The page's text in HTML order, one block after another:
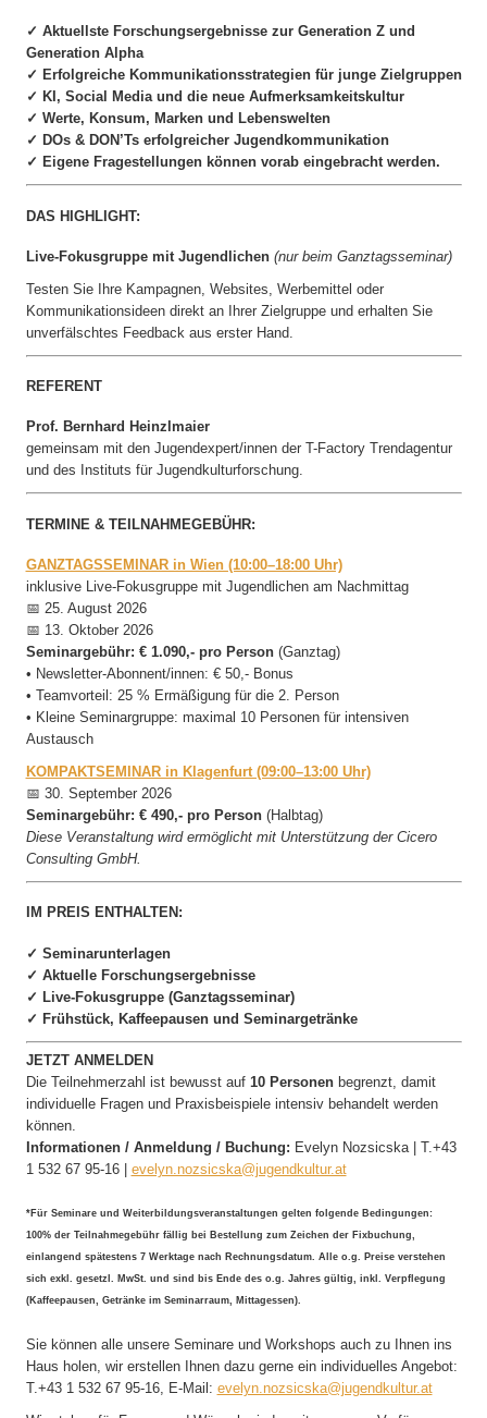
✓ Aktuellste Forschungsergebnisse zur Generation Z und
Generation Alpha
✓ Erfolgreiche Kommunikationsstrategien für junge Zielgruppen
✓ KI, Social Media und die neue Aufmerksamkeitskultur
✓ Werte, Konsum, Marken und Lebenswelten
✓ DOs & DON’Ts erfolgreicher Jugendkommunikation
✓ Eigene Fragestellungen können vorab eingebracht werden.
DAS HIGHLIGHT:
Live-Fokusgruppe mit Jugendlichen (nur beim Ganztagsseminar)
Testen Sie Ihre Kampagnen, Websites, Werbemittel oder
Kommunikationsideen direkt an Ihrer Zielgruppe und erhalten Sie
unverfälschtes Feedback aus erster Hand.
REFERENT
Prof. Bernhard Heinzlmaier
gemeinsam mit den Jugendexpert/innen der T-Factory Trendagentur
und des Instituts für Jugendkulturforschung.
TERMINE & TEILNAHMEGEBÜHR:
GANZTAGSSEMINAR in Wien (10:00–18:00 Uhr)
inklusive Live-Fokusgruppe mit Jugendlichen am Nachmittag
📅 25. August 2026
📅 13. Oktober 2026
Seminargebühr: € 1.090,- pro Person (Ganztag)
• Newsletter-Abonnent/innen: € 50,- Bonus
• Teamvorteil: 25 % Ermäßigung für die 2. Person
• Kleine Seminargruppe: maximal 10 Personen für intensiven
Austausch
KOMPAKTSEMINAR in Klagenfurt (09:00–13:00 Uhr)
📅 30. September 2026
Seminargebühr: € 490,- pro Person (Halbtag)
Diese Veranstaltung wird ermöglicht mit Unterstützung der Cicero
Consulting GmbH.
IM PREIS ENTHALTEN:
✓ Seminarunterlagen
✓ Aktuelle Forschungsergebnisse
✓ Live-Fokusgruppe (Ganztagsseminar)
✓ Frühstück, Kaffeepausen und Seminargetränke
JETZT ANMELDEN
Die Teilnehmerzahl ist bewusst auf 10 Personenbegrenzt, damit
individuelle Fragen und Praxisbeispiele intensiv behandelt werden
können.
Informationen / Anmeldung / Buchung: Evelyn Nozsicska | T.+43
1 532 67 95-16 | evelyn.nozsicska@jugendkultur.at
*Für Seminare und Weiterbildungsveranstaltungen gelten folgende Bedingungen:
100% der Teilnahmegebühr fällig bei Bestellung zum Zeichen der Fixbuchung,
einlangend spätestens 7 Werktage nach Rechnungsdatum. Alle o.g. Preise verstehen
sich exkl. gesetzl. MwSt. und sind bis Ende des o.g. Jahres gültig, inkl. Verpflegung
(Kaffeepausen, Getränke im Seminarraum, Mittagessen).
Sie können alle unsere Seminare und Workshops auch zu Ihnen ins
Haus holen, wir erstellen Ihnen dazu gerne ein individuelles Angebot:
T.+43 1 532 67 95-16, E-Mail: evelyn.nozsicska@jugendkultur.at